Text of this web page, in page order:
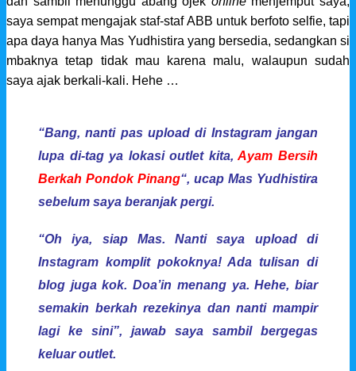
saya sempat mengajak staf-staf ABB untuk berfoto selfie, tapi
apa daya hanya Mas Yudhistira yang bersedia, sedangkan si
mbaknya tetap tidak mau karena malu, walaupun sudah
saya ajak berkali-kali. Hehe …
“Bang, nanti pas upload di Instagram jangan
lupa di-tag ya lokasi outlet kita, Ayam Bersih
Berkah Pondok Pinang“, ucap Mas Yudhistira
sebelum saya beranjak pergi.
“Oh iya, siap Mas. Nanti saya upload di
Instagram komplit pokoknya! Ada tulisan di
blog juga kok. Doa’in menang ya. Hehe, biar
semakin berkah rezekinya dan nanti mampir
lagi ke sini”, jawab saya sambil bergegas
keluar outlet.